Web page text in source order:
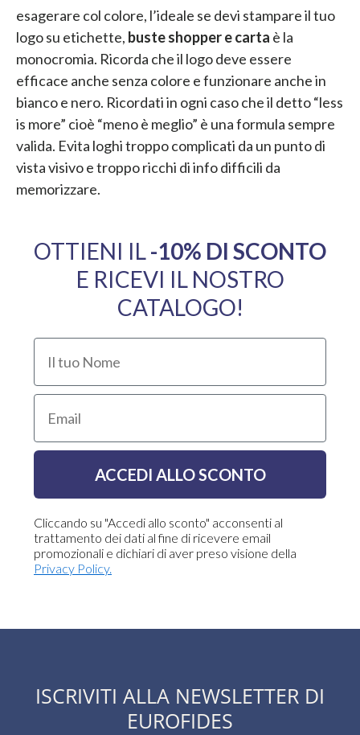
esagerare col colore, l’ideale se devi stampare il tuo
logo su etichette, buste shopper e carta è la
monocromia. Ricorda che il logo deve essere
efficace anche senza colore e funzionare anche in
bianco e nero. Ricordati in ogni caso che il detto “less
is more” cioè “meno è meglio” è una formula sempre
valida. Evita loghi troppo complicati da un punto di
vista visivo e troppo ricchi di info difficili da
memorizzare.
OTTIENI IL​-10% DI SCONTO
E RICEVI IL NOSTRO
CATALOGO!
Il tuo Nome
Email
ACCEDI ALLO SCONTO
Cliccando su "Accedi allo sconto" acconsenti al
trattamento dei dati al fine di ricevere email
promozionali e dichiari di aver preso visione della
Privacy Policy.
ISCRIVITI ALLA NEWSLETTER DI
EUROFIDES